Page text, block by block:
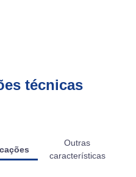
técnicas
Outras
características